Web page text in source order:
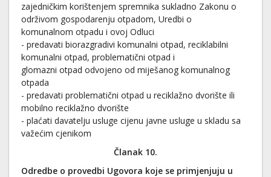
zajedničkim korištenjem spremnika sukladno Zakonu o
održivom gospodarenju otpadom, Uredbi o
komunalnom otpadu i ovoj Odluci
- predavati biorazgradivi komunalni otpad, reciklabilni
komunalni otpad, problematični otpad i
glomazni otpad odvojeno od miješanog komunalnog
otpada
- predavati problematični otpad u reciklažno dvorište ili
mobilno reciklažno dvorište
- plaćati davatelju usluge cijenu javne usluge u skladu sa
važećim cjenikom
Članak 10.
Odredbe o provedbi Ugovora koje se primjenjuju u